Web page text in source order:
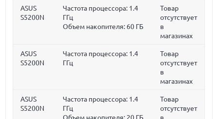
ASUS
S5200N
Частота процессора: 1.4
ГГц
Объем накопителя: 60 ГБ
Товар
отсутствует
в
магазинах
ASUS
S5200N
Частота процессора: 1.4
ГГц
Товар
отсутствует
в
магазинах
ASUS
S5200N
Частота процессора: 1.4
ГГц
Объем накопителя: 20 ГБ
Товар
отсутствует
в